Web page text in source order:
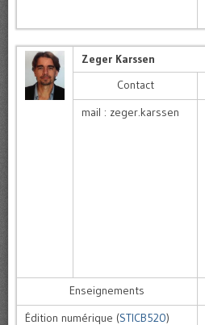
Zeger Karssen
Contact
mail : zeger.karssen
Enseignements
Édition numérique (STICB520)